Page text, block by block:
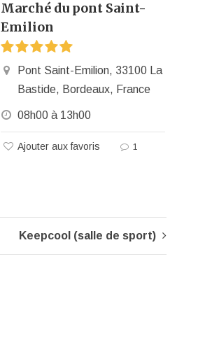
Marché du pont Saint-
Emilion
Pont Saint-Emilion, 33100 La
Bastide, Bordeaux, France
08h00 à 13h00
Ajouter aux favoris 1
Keepcool (salle de sport)